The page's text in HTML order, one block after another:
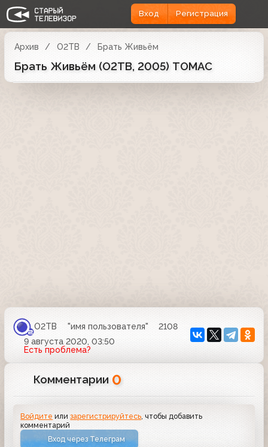
Вход Регистрация
Архив О2ТВ Брать Живьём
Брать Живьём (О2ТВ, 2005) ТОМАС
О2ТВ "имя пользователя"
2108
9 августа 2020, 03:50
Есть проблема?
Комментарии 0
Войдите илизарегистрируйтесь , чтобы добавить
комментарий
Вход через Телеграм